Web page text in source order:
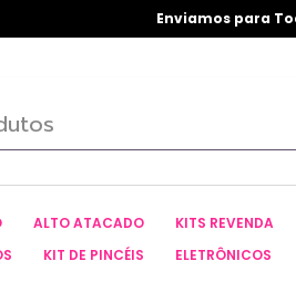
Enviamos para
ALTO ATACADO KITS REVENDA
KIT DE PINCÉIS ELETRÔNICOS